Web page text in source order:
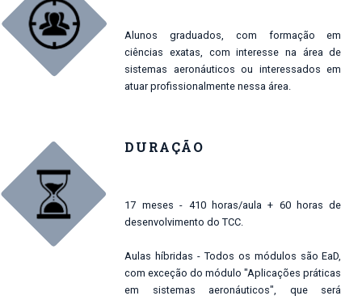
Alunos graduados, com formação em
ciências exatas, com interesse na área de
sistemas aeronáuticos ou interessados em
atuar profissionalmente nessa área.
DURAÇÃO
17 meses - 410 horas/aula + 60 horas de
desenvolvimento do TCC.
Aulas híbridas - Todos os módulos são EaD,
com exceção do módulo "Aplicações práticas
em sistemas aeronáuticos", que será